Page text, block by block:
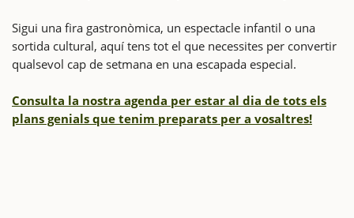
Sigui una fira gastronòmica, un espectacle infantil o una
sortida cultural, aquí tens tot el que necessites per convertir
qualsevol cap de setmana en una escapada especial.
Consulta la nostra agenda per estar al dia de tots els
plans genials que tenim preparats per a vosaltres!